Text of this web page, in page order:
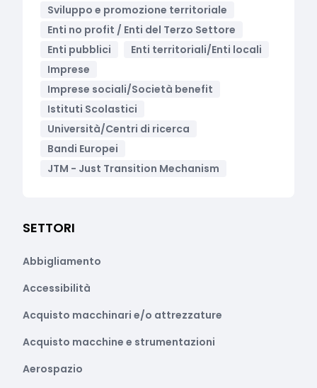
Sviluppo e promozione territoriale
Enti no profit / Enti del Terzo Settore
Enti pubblici
Enti territoriali/Enti locali
Imprese
Imprese sociali/Società benefit
Istituti Scolastici
Università/Centri di ricerca
Bandi Europei
JTM - Just Transition Mechanism
SETTORI
Abbigliamento
Accessibilità
Acquisto macchinari e/o attrezzature
Acquisto macchine e strumentazioni
Aerospazio